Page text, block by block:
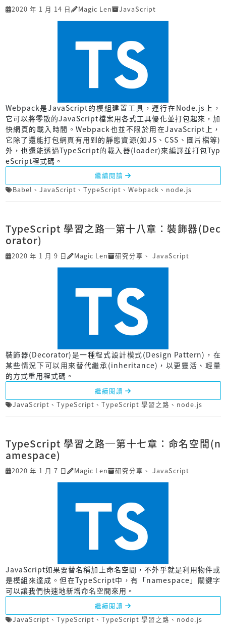
2020 年 1 月 14 日 Magic Len JavaScript
Webpack是JavaScript的模組建置工具，運行在Node.js上，
它可以將零散的JavaScript檔案用各式工具優化並打包起來，加
快網頁的載入時間。Webpack也並不限於用在JavaScript上，
它除了還能打包網頁有用到的靜態資源(如JS、CSS、圖片檔等)
外，也還能透過TypeScript的載入器(loader)來編譯並打包Typ
eScript程式碼。
繼續閱讀
Babel 、 JavaScript 、 TypeScript 、 Webpack 、 node.js
TypeScript 學習之路─第十八章：裝飾器(Dec
orator)
2020 年 1 月 9 日 Magic Len 研究分享 、 JavaScript
裝飾器(Decorator)是一種程式設計模式(Design Pattern)，在
某些情況下可以用來替代繼承(inheritance)，以更靈活、輕量
的方式重用程式碼。
繼續閱讀
JavaScript 、 TypeScript 、 TypeScript 學習之路 、 node.js
TypeScript 學習之路─第十七章：命名空間(n
amespace)
2020 年 1 月 7 日 Magic Len 研究分享 、 JavaScript
JavaScript如果要替名稱加上命名空間，不外乎就是利用物件或
是模組來達成。但在TypeScript中，有「namespace」關鍵字
可以讓我們快速地新增命名空間來用。
繼續閱讀
JavaScript 、 TypeScript 、 TypeScript 學習之路 、 node.js